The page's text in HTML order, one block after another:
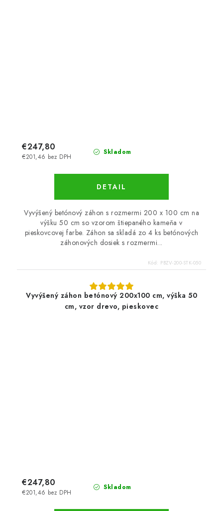
Skladom
€201,46 bez DPH
€247,80
DETAIL
Vyvýšený betónový záhon s rozmermi 200 x 100 cm na
výšku 50 cm so vzorom štiepaného kameňa v
pieskovcovej farbe. Záhon sa skladá zo 4 ks betónových
záhonových dosiek s rozmermi...
Kód: PBZV-200-STK-050
Vyvýšený záhon betónový 200x100 cm, výška 50
cm, vzor drevo, pieskovec
Skladom
€201,46 bez DPH
€247,80